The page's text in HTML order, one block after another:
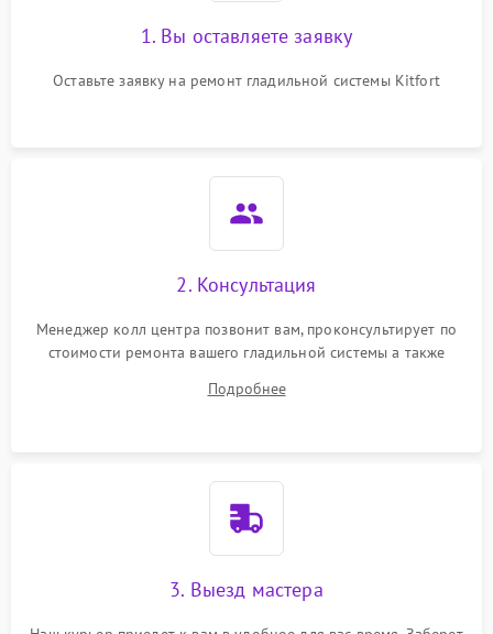
1. Вы оставляете заявку
Оставьте заявку на ремонт гладильной системы Kitfort
2. Консультация
Менеджер колл центра позвонит вам, проконсультирует по
стоимости ремонта вашего гладильной системы а также
Подробнее
3. Выезд мастера